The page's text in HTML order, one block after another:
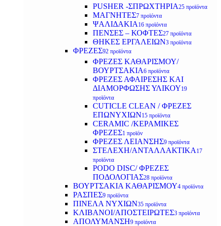
PUSHER -ΣΠΡΩΧΤΗΡΙΑ25 προϊόντα
ΜΑΓΝΗΤΕΣ7 προϊόντα
ΨΑΛΙΔΑΚΙΑ 16 προϊόντα
ΠΕΝΣΕΣ – ΚΟΦΤΕΣ27 προϊόντα
ΘΗΚΕΣ ΕΡΓΑΛΕΙΩΝ3 προϊόντα
ΦΡΕΖΕΣ92 προϊόντα
ΦΡΕΖΕΣ ΚΑΘΑΡΙΣΜΟΥ/
ΒΟΥΡΤΣΑΚΙΑ6 προϊόντα
ΦΡΕΖΕΣ ΑΦΑΙΡΕΣΗΣ ΚΑΙ
ΔΙΑΜΟΡΦΩΣΗΣ ΥΛΙΚΟΥ19
προϊόντα
CUTICLE CLEAN / ΦΡΕΖΕΣ
ΕΠΩΝΥΧΙΩΝ15 προϊόντα
CERAMIC /ΚΕΡΑΜΙΚΕΣ
ΦΡΕΖΕΣ1 προϊόν
ΦΡΕΖΕΣ ΛΕΙΑΝΣΗΣ9 προϊόντα
ΣΤΕΛΕΧΗ/ΑΝΤΑΛΛΑΚΤΙΚΑ 17
προϊόντα
PODO DISC/ ΦΡΕΖΕΣ
ΠΟΔΟΛΟΓΙΑΣ28 προϊόντα
ΒΟΥΡΤΣΑΚΙΑ ΚΑΘΑΡΙΣΜΟΥ4 προϊόντα
ΡΑΣΠΕΣ9 προϊόντα
ΠΙΝΕΛΑ ΝΥΧΙΩΝ35 προϊόντα
ΚΛΙΒΑΝΟΙ/ΑΠΟΣΤΕΙΡΩΤΕΣ3 προϊόντα
ΑΠΟΛΥΜΑΝΣΗ9 προϊόντα